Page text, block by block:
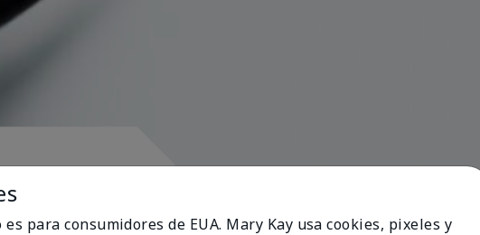
es para consumidores de EUA. Mary Kay usa cookies, pixeles y